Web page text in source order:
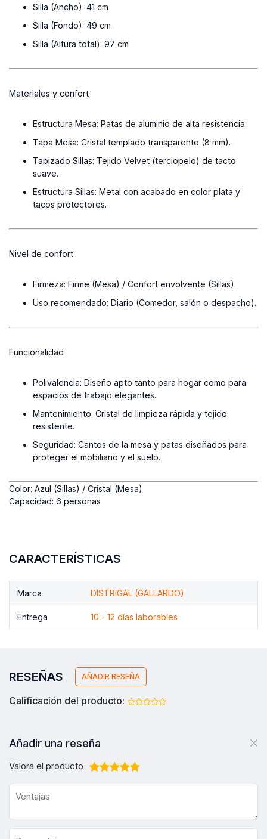
Silla (Ancho): 41 cm
Silla (Fondo): 49 cm
Silla (Altura total): 97 cm
Materiales y confort
Estructura Mesa: Patas de aluminio de alta resistencia.
Tapa Mesa: Cristal templado transparente (8 mm).
Tapizado Sillas: Tejido Velvet (terciopelo) de tacto
suave.
Estructura Sillas: Metal con acabado en color plata y
tacos protectores.
Nivel de confort
Firmeza: Firme (Mesa) / Confort envolvente (Sillas).
Uso recomendado: Diario (Comedor, salón o despacho).
Funcionalidad
Polivalencia: Diseño apto tanto para hogar como para
espacios de trabajo elegantes.
Mantenimiento: Cristal de limpieza rápida y tejido
resistente.
Seguridad: Cantos de la mesa y patas diseñados para
proteger el mobiliario y el suelo.
Color: Azul (Sillas) / Cristal (Mesa)
Capacidad: 6 personas
CARACTERÍSTICAS
Marca DISTRIGAL (GALLARDO)
Entrega 10 - 12 días laborables
RESEÑAS AÑADIR RESEÑA
Calificación del producto:
Añadir una reseña
Valora el producto